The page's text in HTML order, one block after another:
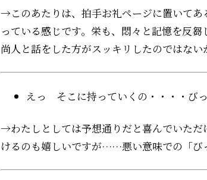
→このあたりは、拍手お礼ページに置いて
っている感じです。栄も、悶々と記憶を反
尚人と話をした方がスッキリしたのではない
えっ そこに持っていくの・・・・び
→わたしとしては予想通りだと喜んでいた
けるのも嬉しいですが……悪い意味での「び